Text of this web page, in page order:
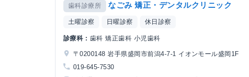
歯科診療所 なごみ 矯正・デンタルクリニック
土曜診察 日曜診察 休日診察
診療科： 歯科 矯正歯科 小児歯科
〒0200148 岩手県盛岡市前潟4-7-1 イオンモール盛岡1F
019-645-7530